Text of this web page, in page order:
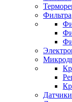
Фильтра